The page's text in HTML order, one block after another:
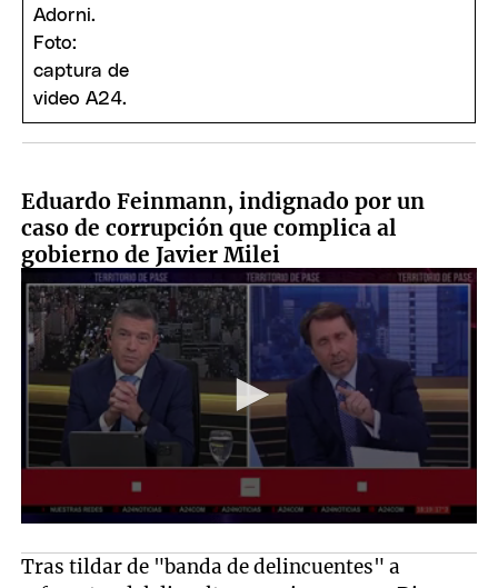
Eduardo Feinmann, indignado por un
caso de corrupción que complica al
gobierno de Javier Milei
Tras tildar de "banda de delincuentes" a